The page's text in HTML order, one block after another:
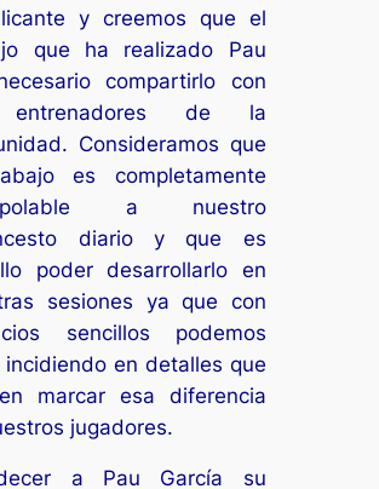
y creemos que el
que ha realizado Pau
compartirlo con
de la
Consideramos que
es completamente
a nuestro
diario y que es
poder desarrollarlo en
sesiones ya que con
sencillos podemos
incidiendo en detalles que
marcar esa diferencia
jugadores.
a Pau García su